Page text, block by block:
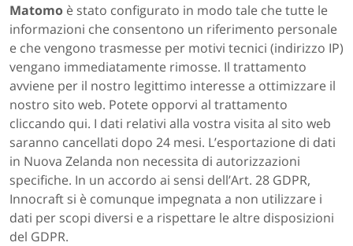
Matomo è stato configurato in modo tale che tutte le
informazioni che consentono un riferimento personale
e che vengono trasmesse per motivi tecnici (indirizzo IP)
vengano immediatamente rimosse. Il trattamento
avviene per il nostro legittimo interesse a ottimizzare il
nostro sito web. Potete opporvi al trattamento
cliccando qui. I dati relativi alla vostra visita al sito web
saranno cancellati dopo 24 mesi. L’esportazione di dati
in Nuova Zelanda non necessita di autorizzazioni
specifiche. In un accordo ai sensi dell’Art. 28 GDPR,
Innocraft si è comunque impegnata a non utilizzare i
dati per scopi diversi e a rispettare le altre disposizioni
del GDPR.